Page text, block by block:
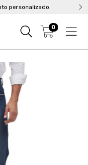
personalizado.
0